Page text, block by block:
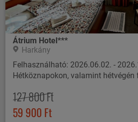
Átrium Hotel***
Harkány
Felhasználható: 2026.06.02. -
Hétköznapokon, valamint hétvégén
127 800 Ft
59 900 Ft